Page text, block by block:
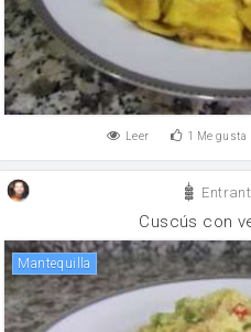
Leer 1 Me gusta
Cuscús con
mantequilla